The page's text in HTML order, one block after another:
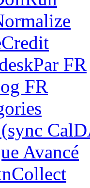
FR
FR
Avancé